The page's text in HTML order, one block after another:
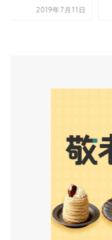
2019年7月11日